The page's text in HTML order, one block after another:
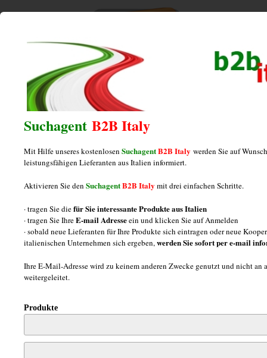
/Konsumgüter /Fashion/Fabrikant von Schuhen in
Übergrößen aus Italien
Fabrikant von Schuhen in Übergrößen
aus Italien
Hersteller von Schuhen in Übergrößen
und Maßschuhen: Informationen
Drei Fragen zur Herstellung von Damen-
und Herrenschuhen in Übergröße
Suchagent B2B Italy
Mit Hilfe unseres kostenlosen SuchagentB2B Italy werden Sie auf
leistungsfähigen Lieferanten aus Italien informiert.
Aktivieren Sie den SuchagentB2B Italy mit drei einfachen Schritte.
· tragen Sie diefür Sie interessante Produkte aus Italien
· tragen Sie IhreE-mail Adresseein und klicken Sie auf Anmelden
· sobald neue Lieferanten für Ihre Produkte sich eintragen oder neue
italienischen Unternehmen sich ergeben,werden Sie sofort per e-mail
Ihre E-Mail-Adresse wird zu keinem anderen Zwecke genutzt und nicht an
weitergeleitet.
Produkte